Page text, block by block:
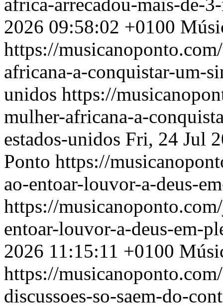
2026 09:58:02 +0100
https://
africana-a-conquistar-um-
unidos https://
mulher-africana-a-
estados-unidos Fri, 24 Jul
Ponto https://
ao-entoar-louvor-a-deus-
https://
entoar-louvor-a-deus-em-
2026 11:15:11 +0100
https://
discussoes-so-saem-do-